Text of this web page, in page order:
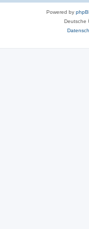
Powered by
Deutsche